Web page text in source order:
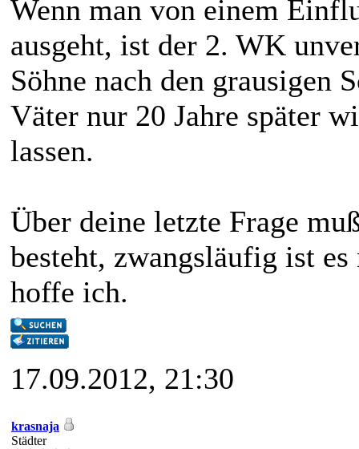
Wenn man von einem
ausgeht, ist der 2. WK
Söhne nach den grausigen
Väter nur 20 Jahre später
lassen.
Über deine letzte Frage
besteht, zwangsläufig ist
hoffe ich.
17.09.2012, 21:30
krasnaja
Städter